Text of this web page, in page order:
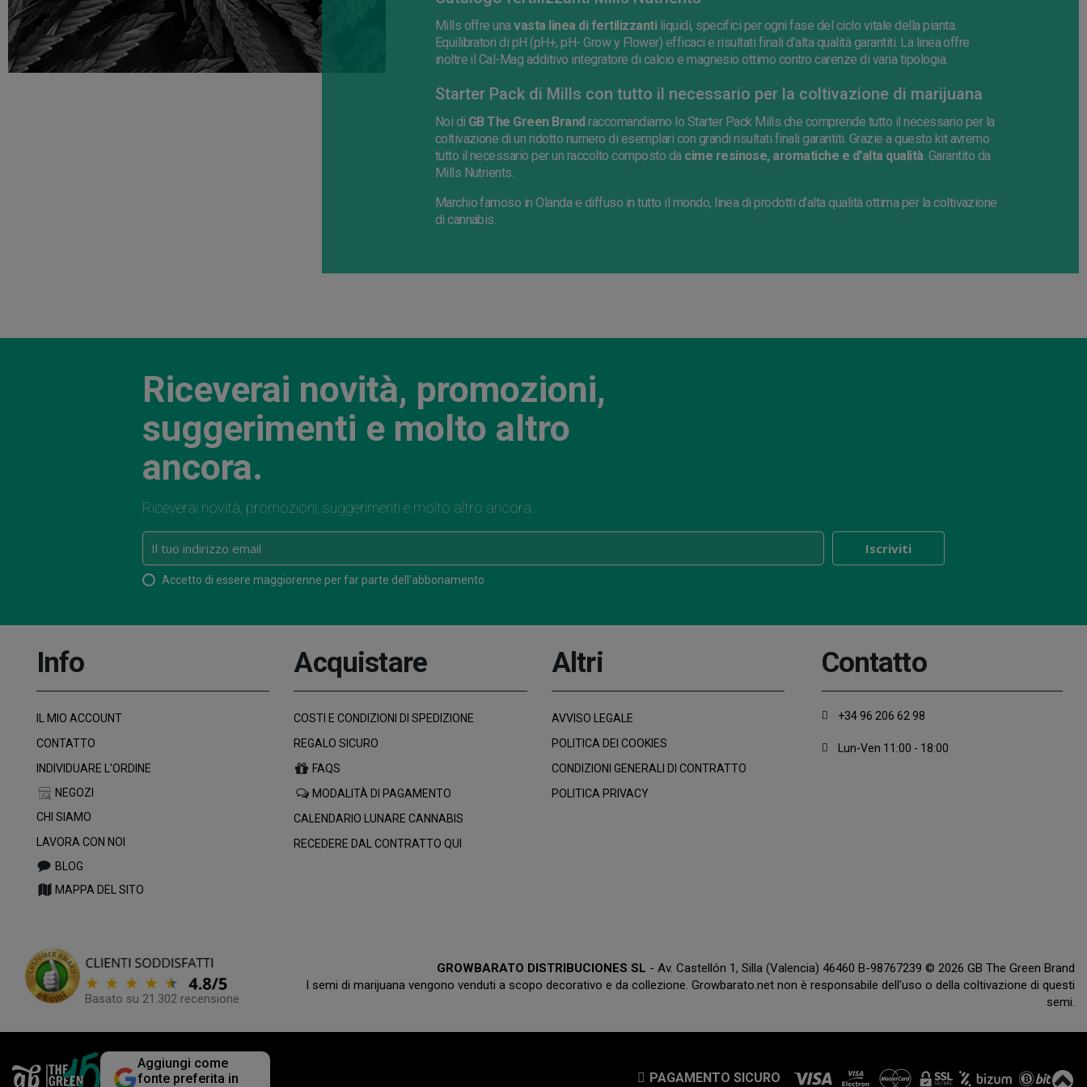
Mills offre unavasta linea di fertilizzanti liquidi, specifici per ogni fase del ciclo vitale della pianta.
Equilibratori di pH (pH+, pH- Grow y Flower) efficaci e risultati finali d’alta qualità garantiti. La linea offre
inoltre il Cal-Mag additivo integratore di calcio e magnesio ottimo contro carenze di varia tipologia.
Starter Pack di Mills con tutto il necessario per la coltivazione di marijuana
Noi di GB The Green Brand raccomandiamo lo Starter Pack Mills che comprende tutto il necessario per la
coltivazione di un ridotto numero di esemplari con grandi risultati finali garantiti. Grazie a questo kit avremo
tutto il necessario per un raccolto composto da cime resinose, aromatiche e d'alta qualità. Garantito da
Mills Nutrients.
Marchio famoso in Olanda e diffuso in tutto il mondo, linea di prodotti d’alta qualità ottima per la coltivazione
di cannabis.
Riceverai novità, promozioni,
suggerimenti e molto altro
ancora.
Riceverai novità, promozioni, suggerimenti e molto altro ancora.
Accetto di essere maggiorenne per far parte dell'abbonamento
Info
IL MIO ACCOUNT
CONTATTO
INDIVIDUARE L'ORDINE
NEGOZI
CHI SIAMO
LAVORA CON NOI
BLOG
MAPPA DEL SITO
Acquistare
COSTI E CONDIZIONI DI SPEDIZIONE
REGALO SICURO
FAQS
MODALITÀ DI PAGAMENTO
CALENDARIO LUNARE CANNABIS
RECEDERE DAL CONTRATTO QUI
Altri
AVVISO LEGALE
POLITICA DEI COOKIES
CONDIZIONI GENERALI DI CONTRATTO
POLITICA PRIVACY
Contatto
+34 96 206 62 98
Lun-Ven 11:00 - 18:00
Basato su 21.302 recensione
GROWBARATO DISTRIBUCIONES SL - Av. Castellón 1, Silla (Valencia) 46460 B-98767239 © 2026 GB The Green Brand
I semi di marijuana vengono venduti a scopo decorativo e da collezione. Growbarato.net non è responsabile dell'uso o della coltivazione di questi
semi.
Aggiungi come
fonte preferita in
PAGAMENTO SICURO